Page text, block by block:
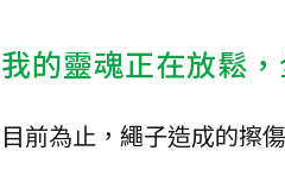
我的靈魂正在放鬆
目前為止，繩子造成的擦